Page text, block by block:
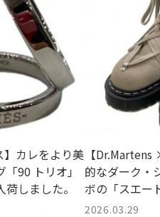
】カレをより美
90 トリオ」
しました。
【
的なダーク・
ボの「スエー
ズ」が南砂町
2026.03.29